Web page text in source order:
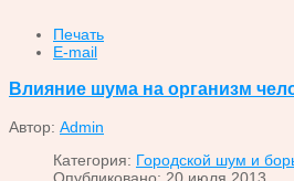
Печать
E-mail
Влияние шума на организм
Автор: Admin
Категория: Городской шум и
Опубликовано: 20 июля 2013